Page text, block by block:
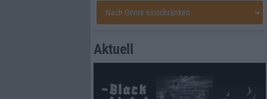
Aktuell